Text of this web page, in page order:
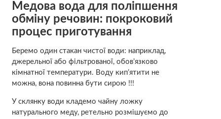
Медова вода для поліпшення
обміну речовин: покроковий
процес приготування
Беремо один стакан чистої води: наприклад,
джерельної або фільтрованої, обов’язково
кімнатної температури. Воду кип’ятити не
можна, вона повинна бути сирою !!!
У склянку води кладемо чайну ложку
натурального меду, ретельно розмішуємо до